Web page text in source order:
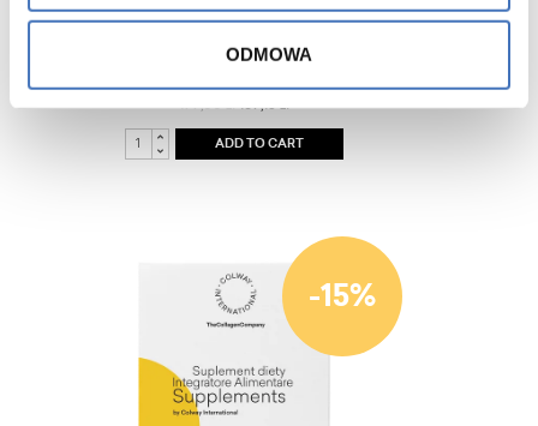
ODMOWA
CollUp
ADD TO CART
-15%